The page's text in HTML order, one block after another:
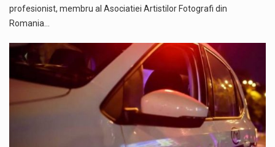
profesionist, membru al Asociatiei Artistilor Fotografi din
Romania…